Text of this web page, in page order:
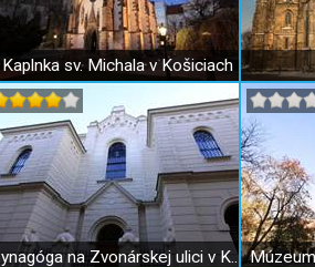
Kaplnka sv. Michala v Košiciach
Synagóga na Zvonárskej ulici v Košiciach